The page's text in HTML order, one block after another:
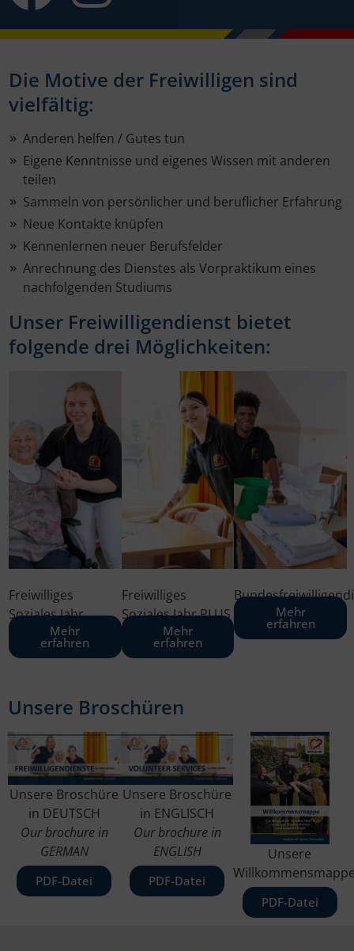
Die Motive der Freiwilligen sind
vielfältig:
Anderen helfen / Gutes tun
Eigene Kenntnisse und eigenes Wissen mit anderen
teilen
Sammeln von persönlicher und beruflicher Erfahrung
Neue Kontakte knüpfen
Kennenlernen neuer Berufsfelder
Anrechnung des Dienstes als Vorpraktikum eines
nachfolgenden Studiums
Unser Freiwilligendienst bietet
folgende drei Möglichkeiten:
Freiwilliges
Soziales Jahr
Mehr
erfahren
Freiwilliges
Soziales Jahr PLUS
Mehr
erfahren
Mehr
erfahren
Unsere Broschüren
Unsere Broschüre
in DEUTSCH
Our brochure in
GERMAN
PDF-Datei
Unsere Broschüre
in ENGLISCH
Our brochure in
ENGLISH
PDF-Datei
Unsere
PDF-Datei